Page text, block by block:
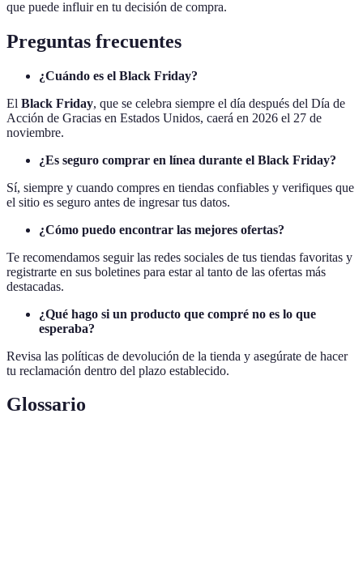
que puede influir en tu decisión de compra.
Preguntas frecuentes
¿Cuándo es el Black Friday?
El Black Friday, que se celebra siempre el día después del Día de
Acción de Gracias en Estados Unidos, caerá en 2026 el 27 de
noviembre.
¿Es seguro comprar en línea durante el Black Friday?
Sí, siempre y cuando compres en tiendas confiables y verifiques que
el sitio es seguro antes de ingresar tus datos.
¿Cómo puedo encontrar las mejores ofertas?
Te recomendamos seguir las redes sociales de tus tiendas favoritas y
registrarte en sus boletines para estar al tanto de las ofertas más
destacadas.
¿Qué hago si un producto que compré no es lo que
esperaba?
Revisa las políticas de devolución de la tienda y asegúrate de hacer
tu reclamación dentro del plazo establecido.
Glossario